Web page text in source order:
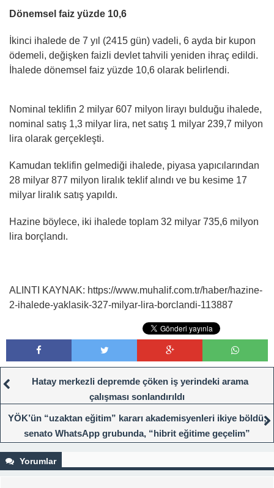
Dönemsel faiz yüzde 10,6
İkinci ihalede de 7 yıl (2415 gün) vadeli, 6 ayda bir kupon
ödemeli, değişken faizli devlet tahvili yeniden ihraç edildi.
İhalede dönemsel faiz yüzde 10,6 olarak belirlendi.
Nominal teklifin 2 milyar 607 milyon lirayı bulduğu ihalede,
nominal satış 1,3 milyar lira, net satış 1 milyar 239,7 milyon
lira olarak gerçekleşti.
Kamudan teklifin gelmediği ihalede, piyasa yapıcılarından
28 milyar 877 milyon liralık teklif alındı ve bu kesime 17
milyar liralık satış yapıldı.
Hazine böylece, iki ihalede toplam 32 milyar 735,6 milyon
lira borçlandı.
ALINTI KAYNAK: https://www.muhalif.com.tr/haber/hazine-
2-ihalede-yaklasik-327-milyar-lira-borclandi-113887
Hatay merkezli depremde çöken iş yerindeki arama
çalışması sonlandırıldı
YÖK’ün “uzaktan eğitim” kararı akademisyenleri ikiye böldü;
senato WhatsApp grubunda, “hibrit eğitime geçelim”
Yorumlar